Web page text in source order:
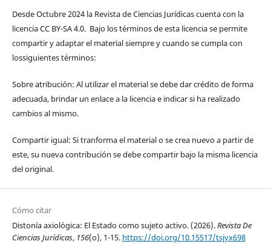
Desde Octubre 2024 la Revista de Ciencias Jurídicas cuenta con la
licencia CC BY-SA 4.0. Bajo los términos de esta licencia se permite
compartir y adaptar el material siempre y cuando se cumpla con
lossiguientes términos:
Sobre atribución: Al utilizar el material se debe dar crédito de forma
adecuada, brindar un enlace a la licencia e indicar si ha realizado
cambios al mismo.
Compartir igual: Si tranforma el material o se crea nuevo a partir de
este, su nueva contribución se debe compartir bajo la misma licencia
del original.
Cómo citar
Distonía axiológica: El Estado como sujeto activo. (2026).Revista De
Ciencias Jurídicas, 156(o), 1-15. https://doi.org/10.15517/tsjyx698